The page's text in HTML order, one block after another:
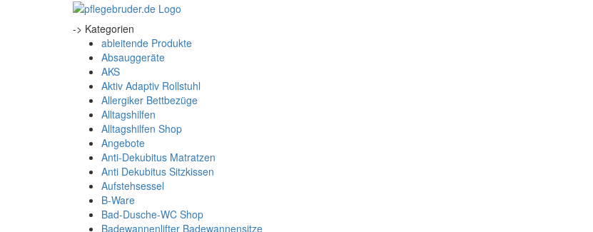
-> Kategorien
ableitende Produkte
Absauggeräte
AKS
Aktiv Adaptiv Rollstuhl
Allergiker Bettbezüge
Alltagshilfen
Alltagshilfen Shop
Angebote
Anti-Dekubitus Matratzen
Anti Dekubitus Sitzkissen
Aufstehsessel
B-Ware
Bad-Dusche-WC Shop
Badewannenlifter Badewannensitze